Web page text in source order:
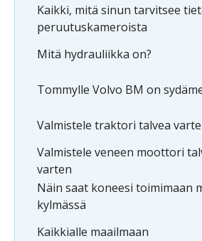
Kaikki, mitä sinun tarvitsee
peruutuskameroista
Mitä hydrauliikka on?
Tommylle Volvo BM on
Valmistele traktori talvea
Valmistele veneen moottori
varten
Näin saat koneesi toimimaan
kylmässä
Kaikkialle maailmaan